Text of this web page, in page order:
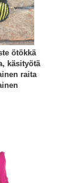
ötökkä
käsityötä
raita